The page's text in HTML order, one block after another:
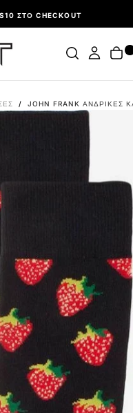
ΣΤΟ CHECKOUT
/ JOHN FRANK ΑΝΔΡΙΚΈΣ